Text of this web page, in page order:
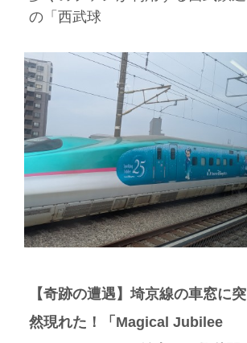
の「西武球
【奇跡の遭遇】埼京線の車窓に突
然現れた！「Magical Jubilee